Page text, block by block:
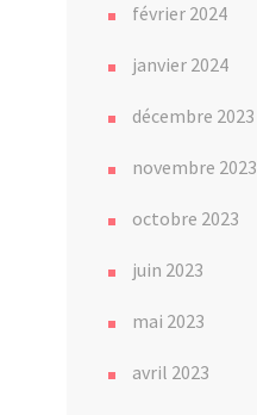
février 2024
janvier 2024
décembre 2023
novembre 2023
octobre 2023
juin 2023
mai 2023
avril 2023